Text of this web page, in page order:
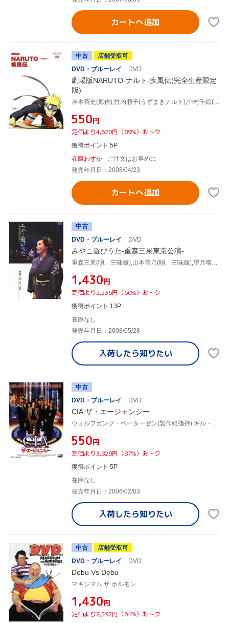
カートへ追加
中古
店舗受取可
DVD・ブルーレイ
DVD
劇場版NARUTO-ナルト-疾風伝(完全生産限定
版)
岸本斉史(原作),竹内順子(うずまきナルト),中村千絵(春野サクラ),西尾鉄也(キャラクターデザイン),高梨康治(音楽),刃-yaiba-(音楽)
¥550円
定価より4,620円（89%）おトク
獲得ポイント 5P
在庫わずか
ご注文はお早めに
発売年月日：2008/04/23
カートへ追加
中古
DVD・ブルーレイ
DVD
みやこ遊びうた-重森三果東京公演-
重森三果(唄、三味線),山本普乃(唄、三味線),望月晴美(囃子),堅田喜子(囃子),藤舎理生(笛)
¥1,430円
定価より2,236円（60%）おトク
獲得ポイント 13P
在庫なし
発売年月日：2008/05/28
入荷したら知りたい
中古
DVD・ブルーレイ
DVD
CIA:ザ・エージェンシー
¥550円
定価より3,828円（87%）おトク
獲得ポイント 5P
在庫なし
発売年月日：2006/02/03
入荷したら知りたい
中古
店舗受取可
DVD・ブルーレイ
DVD
Debu Vs Debu
マキシマム ザ ホルモン
¥1,430円
定価より2,592円（64%）おトク